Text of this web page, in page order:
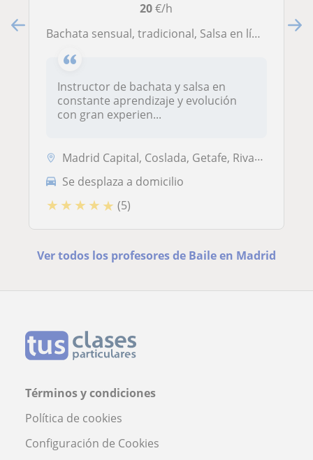
20€/h
Bachata sensual, tradicional, Salsa en línea y cubana, con años de experiencia
Instructor de bachata y salsa en
constante aprendizaje y evolución
con gran experien...
Madrid Capital, Coslada, Getafe, Rivas-Vaciamadrid, Torrejón de Ardoz,...
Se desplaza a domicilio
★ ★ ★ ★ ★ (5)
Ver todos los profesores de Baile en Madrid
Términos y condiciones
Política de cookies
Configuración de Cookies